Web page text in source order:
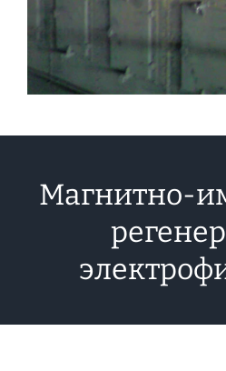
Магнитно-